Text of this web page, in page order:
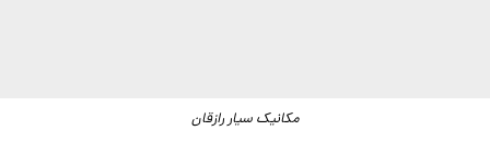
مکانیک سیار رازقان